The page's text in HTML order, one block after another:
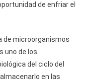
de enfriar el
de microorganismos
uno de los
del ciclo del
en las